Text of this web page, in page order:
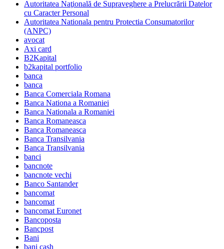
Autoritatea Naţională de Supraveghere a Prelucrării Datelor
cu Caracter Personal
Autoritatea Nationala pentru Protectia Consumatorilor
(ANPC)
avocat
Axi card
B2Kapital
b2kapital portfolio
banca
banca
Banca Comerciala Romana
Banca Nationa a Romaniei
Banca Nationala a Romaniei
Banca Romaneasca
Banca Romaneasca
Banca Transilvania
Banca Transilvania
banci
bancnote
bancnote vechi
Banco Santander
bancomat
bancomat
bancomat Euronet
Bancoposta
Bancpost
Bani
bani cash